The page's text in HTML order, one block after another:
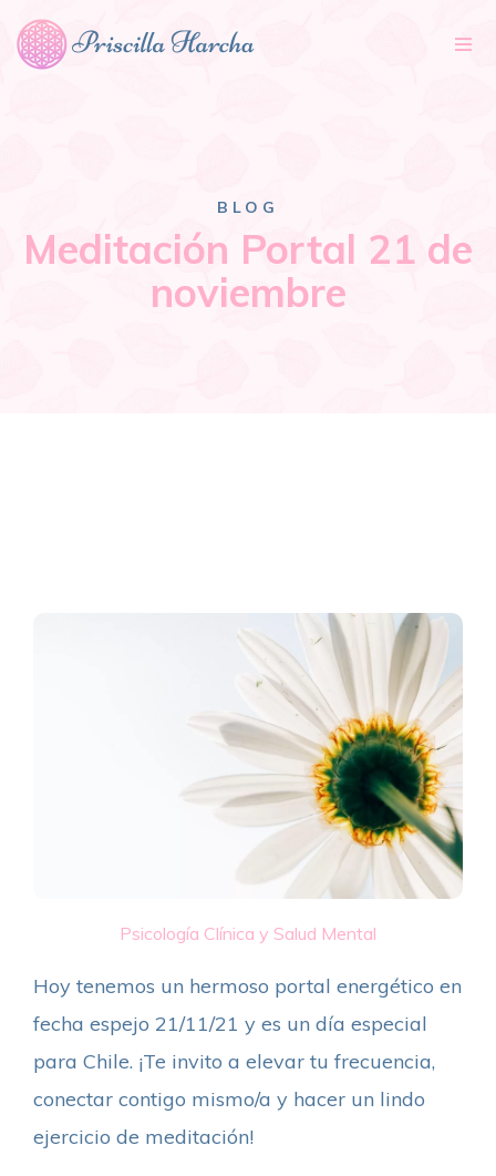
BLOG
Meditación Portal 21 de
noviembre
Psicología Clínica y Salud Mental
Hoy tenemos un hermoso portal energético en
fecha espejo 21/11/21 y es un día especial
para Chile. ¡Te invito a elevar tu frecuencia,
conectar contigo mismo/a y hacer un lindo
ejercicio de meditación!